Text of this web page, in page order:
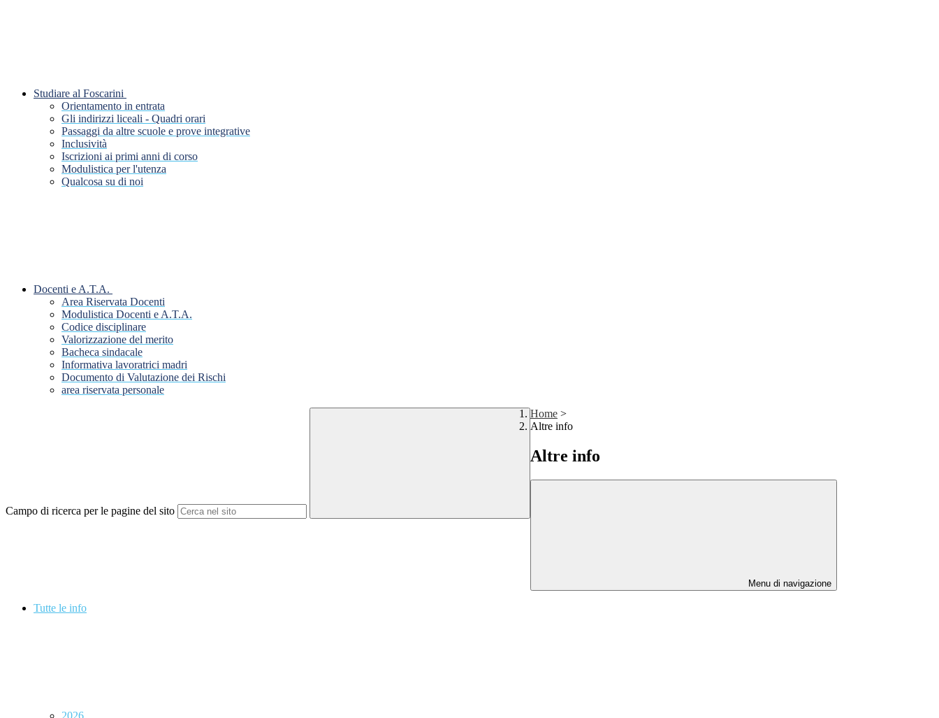
Studiare al Foscarini
Orientamento in entrata
Gli indirizzi liceali - Quadri orari
Passaggi da altre scuole e prove integrative
Inclusività
Iscrizioni ai primi anni di corso
Modulistica per l'utenza
Qualcosa su di noi
Docenti e A.T.A.
Area Riservata Docenti
Modulistica Docenti e A.T.A.
Codice disciplinare
Valorizzazione del merito
Bacheca sindacale
Informativa lavoratrici madri
Documento di Valutazione dei Rischi
area riservata personale
Campo di ricerca per le pagine del sito
Home >
Altre info
Altre info
Menu di navigazione
Tutte le info